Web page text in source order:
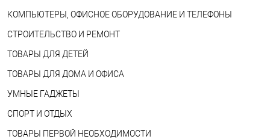
КОМПЬЮТЕРЫ, ОФИСНОЕ ОБОРУДОВАНИЕ И ТЕЛЕФОНЫ
СТРОИТЕЛЬСТВО И РЕМОНТ
ТОВАРЫ ДЛЯ ДЕТЕЙ
ТОВАРЫ ДЛЯ ДОМА И ОФИСА
УМНЫЕ ГАДЖЕТЫ
СПОРТ И ОТДЫХ
ТОВАРЫ ПЕРВОЙ НЕОБХОДИМОСТИ